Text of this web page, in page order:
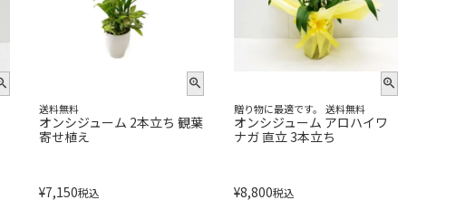
送料無料
オンシジューム 2本立ち 観葉
寄せ植え
¥7,150税込
贈り物に最適です。 送料無料
オンシジューム アロハイワ
ナガ 直立 3本立ち
¥8,800税込